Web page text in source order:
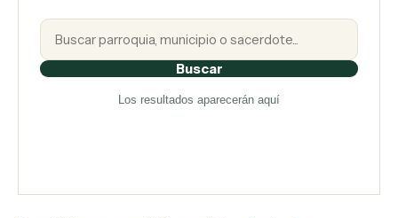
Buscar
Los resultados aparecerán aquí